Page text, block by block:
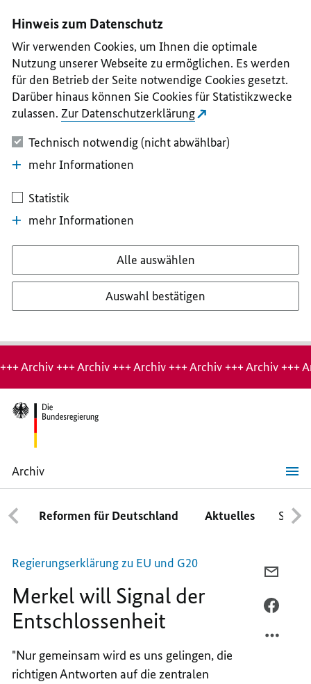
II
III
IV
V
Hinweis zum Datenschutz
Wir verwenden Cookies, um Ihnen die optimale
Nutzung unserer Webseite zu ermöglichen. Es werden
für den Betrieb der Seite notwendige Cookies gesetzt.
Darüber hinaus können Sie Cookies für Statistikzwecke
zulassen. Zur Datenschutzerklärung
Technisch notwendig (nicht abwählbar)
mehr Informationen
Statistik
mehr Informationen
Alle auswählen
Auswahl bestätigen
Hinweis:
Archiv-
Seite
+++ Archiv +++ Archiv +++ Archiv +++ Archiv +++ Archiv +++
Archiv
Merkel
will
Signal
der Reformen für Deutschland Aktuelles
Regierungserklärung zu EU und G20
Merkel will Signal der
Entschlossenheit
"Nur gemeinsam wird es uns gelingen, die
richtigen Antworten auf die zentralen